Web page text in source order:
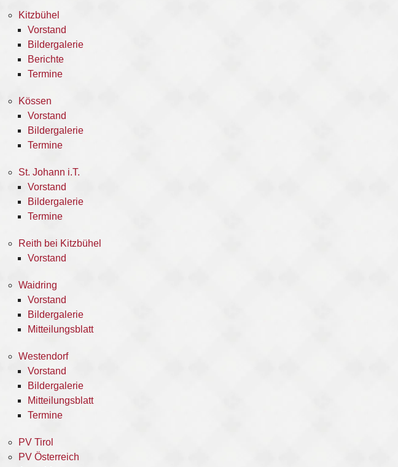
Kitzbühel
Vorstand
Bildergalerie
Berichte
Termine
Kössen
Vorstand
Bildergalerie
Termine
St. Johann i.T.
Vorstand
Bildergalerie
Termine
Reith bei Kitzbühel
Vorstand
Waidring
Vorstand
Bildergalerie
Mitteilungsblatt
Westendorf
Vorstand
Bildergalerie
Mitteilungsblatt
Termine
PV Tirol
PV Österreich